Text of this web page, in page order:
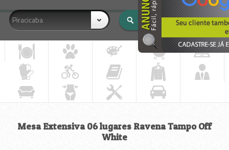
Piracicaba
Mesa Extensiva 06 lugares Ravena Tampo Off
White